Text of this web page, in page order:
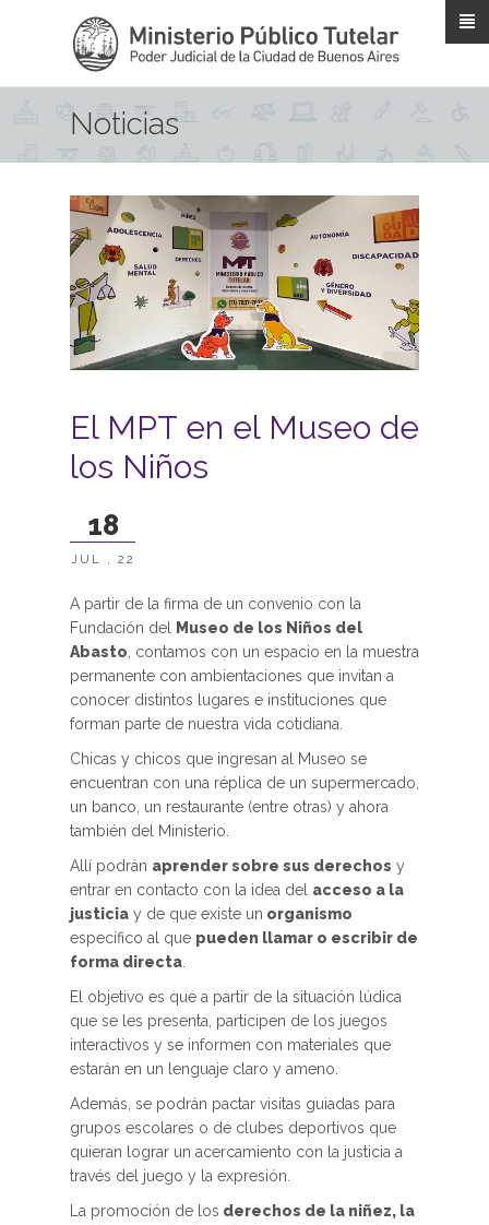
Noticias
El MPT en el Museo de
los Niños
18
JUL , 22
A partir de la firma de un convenio con la
Fundación del
Museo de los Niños del
Abasto , contamos con un espacio en la muestra
permanente con ambientaciones que invitan a
conocer distintos lugares e instituciones que
forman parte de nuestra vida cotidiana.
Chicas y chicos que ingresan al Museo se
encuentran con una réplica de un supermercado,
un banco, un restaurante (entre otras) y ahora
también del Ministerio.
Allí podrán aprender sobre sus derechos y
entrar en contacto con la idea del acceso a la
justicia y de que existe un organismo
específico al que pueden llamar o escribir de
forma directa
El objetivo es que a partir de la situación lúdica
que se les presenta, participen de los juegos
interactivos y se informen con materiales que
estarán en un lenguaje claro y ameno.
Además, se podrán pactar visitas guiadas para
grupos escolares o de clubes deportivos que
quieran lograr un acercamiento con la justicia a
través del juego y la expresión.
La promoción de los derechos de la niñez, la